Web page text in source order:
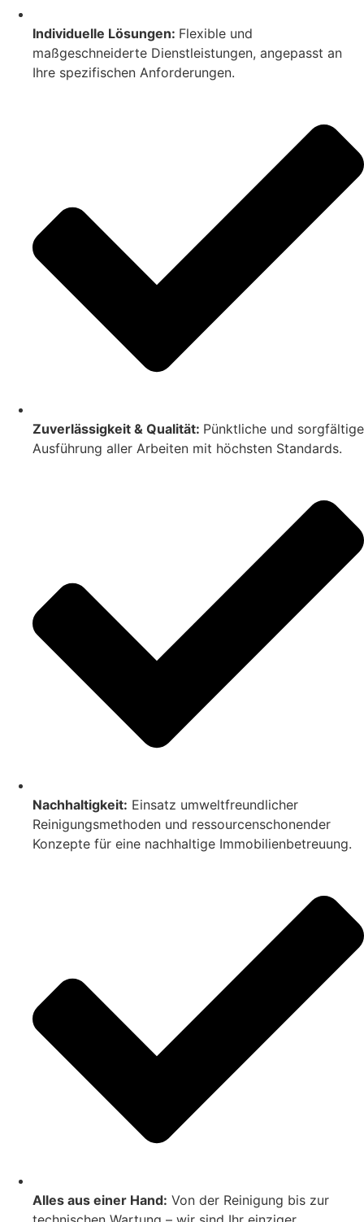
Individuelle Lösungen: Flexible und
maßgeschneiderte Dienstleistungen, angepasst an
Ihre spezifischen Anforderungen.
Zuverlässigkeit & Qualität: Pünktliche und sorgfältige
Ausführung aller Arbeiten mit höchsten Standards.
Nachhaltigkeit: Einsatz umweltfreundlicher
Reinigungsmethoden und ressourcenschonender
Konzepte für eine nachhaltige Immobilienbetreuung.
Alles aus einer Hand: Von der Reinigung bis zur